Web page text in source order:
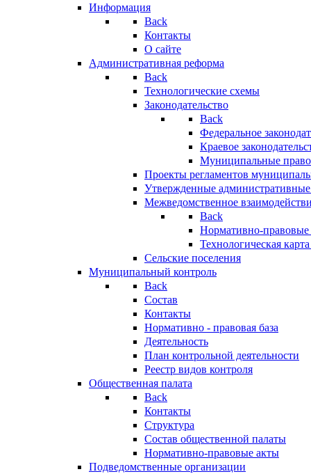
Информация
Back
Контакты
О сайте
Административная реформа
Back
Технологические схемы
Законодательство
Back
Федеральное
Краевое
Муниципальные
Проекты регламентов
Утвержденные
Межведомственное
Back
Нормативно-правовые
Технологическая
Сельские поселения
Муниципальный контроль
Back
Состав
Контакты
Нормативно - правовая база
Деятельность
План контрольной деятельности
Реестр видов контроля
Общественная палата
Back
Контакты
Структура
Состав общественной палаты
Нормативно-правовые акты
Подведомственные организации